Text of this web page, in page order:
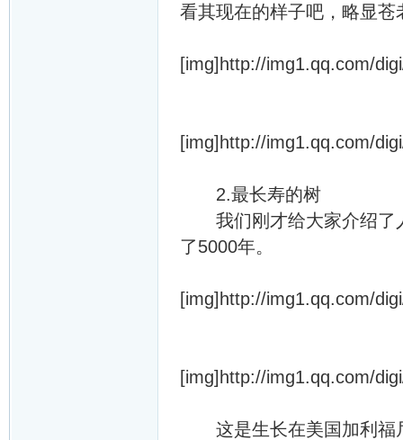
看其现在的样子吧，略显
[img]http://img1.qq.com/
[img]http://img1.qq.com/
2.最长寿的树
我们刚才给大家介绍了
了5000年。
[img]http://img1.qq.com/
[img]http://img1.qq.com/
这是生长在美国加利福